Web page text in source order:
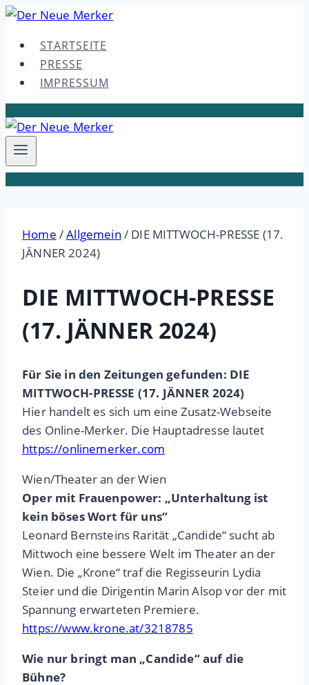
Skip
contentSTARTSEITE
PRESSE
IMPRESSUM
Home /Allgemein / DIE MITTWOCH-PRESSE (17.
JÄNNER 2024)
DIE MITTWOCH-PRESSE
(17. JÄNNER 2024)
Für Sie in den Zeitungen gefunden: DIE
MITTWOCH-PRESSE (17. JÄNNER 2024)
Hier handelt es sich um eine Zusatz-Webseite
des Online-Merker. Die Hauptadresse lautet
https://onlinemerker.com
Wien/Theater an der Wien
Oper mit Frauenpower: „Unterhaltung ist
kein böses Wort für uns“
Leonard Bernsteins Rarität „Candide“ sucht ab
Mittwoch eine bessere Welt im Theater an der
Wien. Die „Krone“ traf die Regisseurin Lydia
Steier und die Dirigentin Marin Alsop vor der mit
Spannung erwarteten Premiere.
https://www.krone.at/3218785
Wie nur bringt man „Candide“ auf die
Bühne?